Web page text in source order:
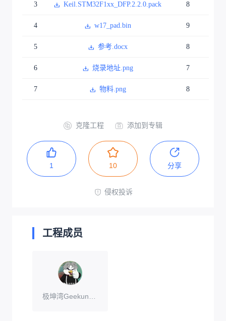
3 Keil.STM32F1xx_DFP.2.2.0.pack 8
4 w17_pad.bin 9
5 参考.docx 8
6 烧录地址.png 7
7 物料.png 8
克隆工程 添加到专辑
1 10 分享
侵权投诉
工程成员